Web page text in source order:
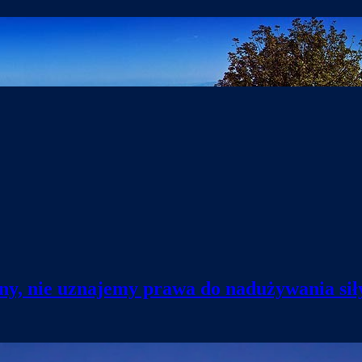
nie uznajemy prawa do nadużywania